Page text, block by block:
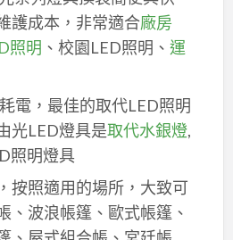
護成本，非常適合廠房
照明 、校園LED照明、 運
電，最佳的取代LED照明
光LED燈具是取代水銀燈,
照明燈具
按照適用的場所，大致可
、波浪帳篷、歐式帳篷、